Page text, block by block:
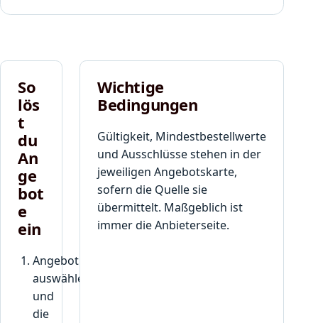
So
lös
t
du
An
ge
bot
e
ein
Angebot
auswählen
und
die
Wichtige
Bedingungen
Gültigkeit, Mindestbestellwerte
und Ausschlüsse stehen in der
jeweiligen Angebotskarte,
sofern die Quelle sie
übermittelt. Maßgeblich ist
immer die Anbieterseite.